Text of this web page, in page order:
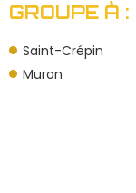
GROUPE À :
Saint-Crépin
Muron